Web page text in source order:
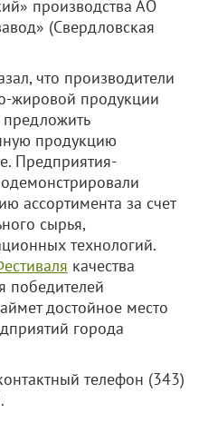
производства АО
(Свердловская
что производители
жировой продукции
продукцию
Предприятия-
ассортимента за счет
сырья,
технологий.
качества
победителей
достойное место
города
телефон (343)